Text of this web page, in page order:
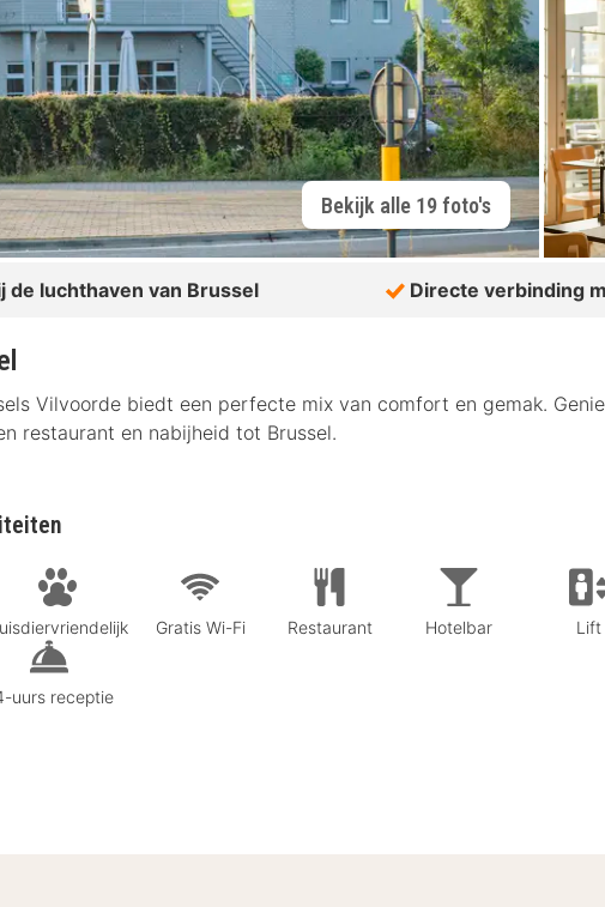
Bekijk alle 19 foto's
de luchthaven van Brussel Directe verbinding
Vilvoorde biedt een perfecte mix van comfort en gemak.
restaurant en nabijheid tot Brussel.
Gratis Wi-Fi Restaurant Hotelbar Lift
uurs receptie